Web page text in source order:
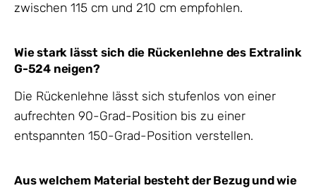
zwischen 115 cm und 210 cm empfohlen.
Wie stark lässt sich die Rückenlehne des Extralink
G-524 neigen?
Die Rückenlehne lässt sich stufenlos von einer
aufrechten 90-Grad-Position bis zu einer
entspannten 150-Grad-Position verstellen.
Aus welchem Material besteht der Bezug und wie